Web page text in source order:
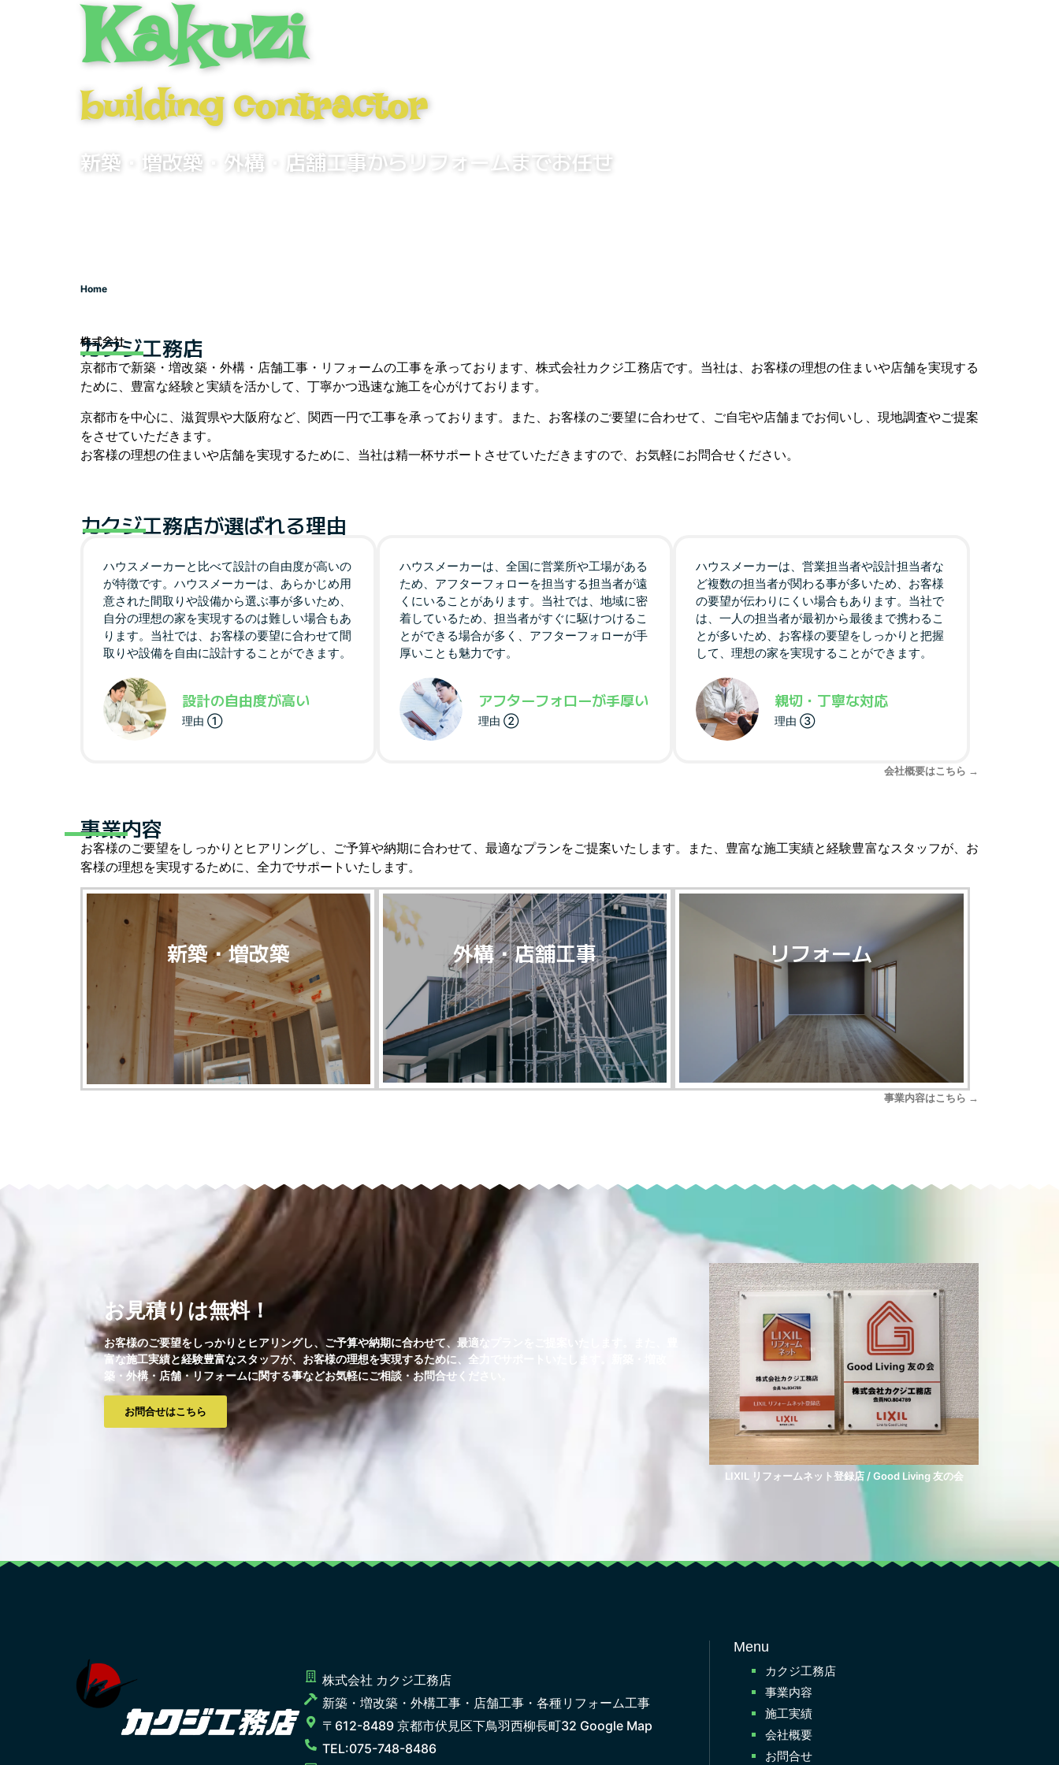
Kakuzi
buildingcontractor
新築・増改築・外構・店舗工事から リフォームまでお任せ
Home
株式会社
カクジ工務店
京都市で新築・増改築・外構・店舗工事・リフォームの工事を承っております、株式会社カクジ工務店です。当社は、お客様の理想の住まいや店舗を実現する
ために、豊富な経験と実績を活かして、丁寧かつ迅速な施工を心がけております。
京都市を中心に、滋賀県や大阪府など、関西一円で工事を承っております。また、お客様のご要望に合わせて、ご自宅や店舗までお伺いし、現地調査やご提案
をさせていただきます。
お客様の理想の住まいや店舗を実現するために、当社は精一杯サポートさせていただきますので、お気軽にお問合せください。
カクジ工務店が選ばれる理由
ハウスメーカーと比べて設計の自由度が高いの
が特徴です。ハウスメーカーは、あらかじめ用
意された間取りや設備から選ぶ事が多いため、
自分の理想の家を実現するのは難しい場合もあ
ります。当社では、お客様の要望に合わせて間
取りや設備を自由に設計することができます。
設計の自由度が高い
理由 ①
ハウスメーカーは、全国に営業所や工場がある
ため、アフターフォローを担当する担当者が遠
くにいることがあります。当社では、地域に密
着しているため、担当者がすぐに駆けつけるこ
とができる場合が多く、アフターフォローが手
厚いことも魅力です。
アフターフォローが手厚い
理由 ②
ハウスメーカーは、営業担当者や設計担当者な
ど複数の担当者が関わる事が多いため、お客様
の要望が伝わりにくい場合もあります。当社で
は、一人の担当者が最初から最後まで携わるこ
とが多いため、お客様の要望をしっかりと把握
して、理想の家を実現することができます。
親切・丁寧な対応
理由 ③
会社概要はこちら →
事業内容
お客様のご要望をしっかりとヒアリングし、ご予算や納期に合わせて、最適なプランをご提案いたします。また、豊富な施工実績と経験豊富なスタッフが、お
客様の理想を実現するために、全力でサポートいたします。
新築・増改築 外構・店舗工事 リフォーム
事業内容はこちら →
お見積りは無料！
お客様のご要望をしっかりとヒアリングし、ご予算や納期に合わせて、最適なプランをご提案いたします。また、豊
富な施工実績と経験豊富なスタッフが、お客様の理想を実現するために、全力でサポートいたします。新築・増改
築・外構・店舗・リフォームに関する事などお気軽にご相談・お問合せください。
お問合せはこちら
LIXIL リフォームネット登録店 / Good Living 友の会
株式会社 カクジ工務店
新築・増改築・外構工事・店舗工事・ 各種リフォーム工事
〒612-8489 京都市伏見区下鳥羽西柳長町32 Google Map
TEL:‭075-748-8486‬
Menu
カクジ工務店
事業内容
施工実績
会社概要
お問合せ